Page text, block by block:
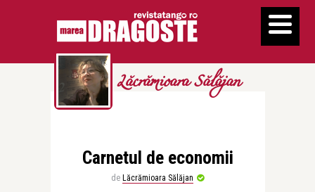
Lăcrămioara Sălăjan
Carnetul de economii
de Lăcrămioara Sălăjan